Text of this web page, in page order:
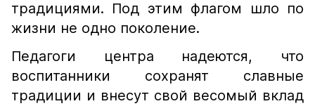
традициями. Под этим флагом шло по
жизни не одно поколение.
​Педагоги центра надеются, что
воспитанники сохранят славные
традиции и внесут свой весомый вклад